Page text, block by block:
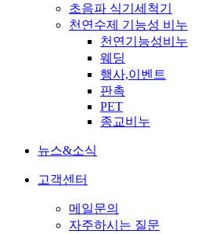
초음파 식기세척기
천연수제 기능성 비누
천연기능성비누
웨딩
행사,이벤트
판촉
PET
종교비누
뉴스&소식
고객센터
메일문의
자주하시는 질문